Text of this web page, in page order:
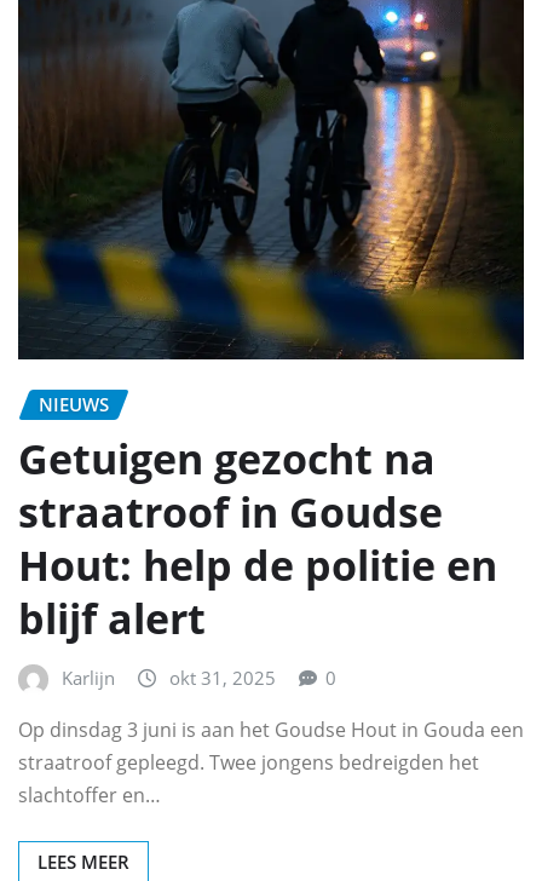
NIEUWS
Getuigen gezocht na
straatroof in Goudse
Hout: help de politie en
blijf alert
Karlijn okt 31, 2025 0
Op dinsdag 3 juni is aan het Goudse Hout in Gouda een
straatroof gepleegd. Twee jongens bedreigden het
slachtoffer en…
LEES MEER